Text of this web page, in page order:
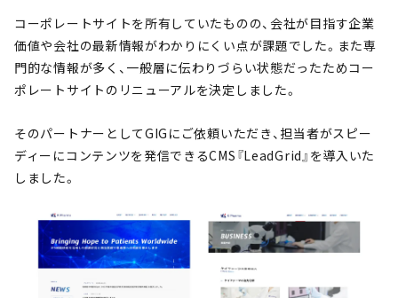
コーポレートサイトを所有していたものの、会社が目指す企業
価値や会社の最新情報がわかりにくい点が課題でした。また専
門的な情報が多く、一般層に伝わりづらい状態だったためコー
ポレートサイトのリニューアルを決定しました。
そのパートナーとしてGIGにご依頼いただき、担当者がスピー
ディーにコンテンツを発信できるCMS『LeadGrid』を導入いた
しました。